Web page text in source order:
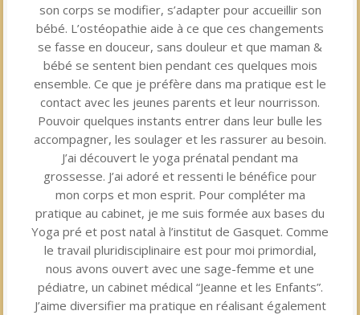
son corps se modifier, s’adapter pour accueillir son
bébé. L’ostéopathie aide à ce que ces changements
se fasse en douceur, sans douleur et que maman &
bébé se sentent bien pendant ces quelques mois
ensemble. Ce que je préfère dans ma pratique est le
contact avec les jeunes parents et leur nourrisson.
Pouvoir quelques instants entrer dans leur bulle les
accompagner, les soulager et les rassurer au besoin.
J’ai découvert le yoga prénatal pendant ma
grossesse. J’ai adoré et ressenti le bénéfice pour
mon corps et mon esprit. Pour compléter ma
pratique au cabinet, je me suis formée aux bases du
Yoga pré et post natal à l’institut de Gasquet. Comme
le travail pluridisciplinaire est pour moi primordial,
nous avons ouvert avec une sage-femme et une
pédiatre, un cabinet médical “Jeanne et les Enfants”.
J’aime diversifier ma pratique en réalisant également